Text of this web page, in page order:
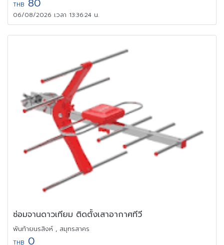
THB
06/08/2026 เวลา 13:36:24 น.
ซ่อมจานดาวเทียม ติดตั้งเสาอากาศทีวี
พันท้ายนรสิงห์ , สมุทรสาคร
THB 0